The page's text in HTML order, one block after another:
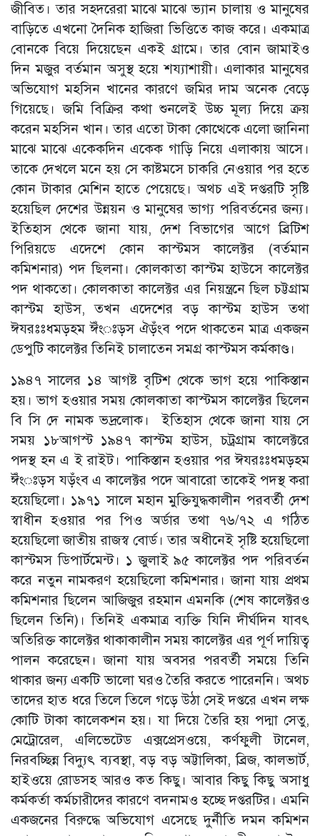
জীবিত। তার সহদরেরা মাঝে মাঝে ভ্যান চালায় ও মানুষের
বাড়িতে এখনো দৈনিক হাজিরা ভিত্তিতে কাজ করে। একমাত্র
বোনকে বিয়ে দিয়েছেন একই গ্রামে। তার বোন জামাইও
দিন মজুর বর্তমান অসুস্থ হয়ে শয্যাশায়ী। এলাকার মানুষের
অভিযোগ মহসিন খানের কারণে জমির দাম অনেক বেড়ে
গিয়েছে। জমি বিক্রির কথা শুনলেই উচ্চ মূল্য দিয়ে ক্রয়
করেন মহসিন খান। তার এতো টাকা কোত্থেকে এলো জানিনা
মাঝে মাঝে একেকদিন একেক গাড়ি নিয়ে এলাকায় আসে।
তাকে দেখলে মনে হয় সে কাষ্টমসে চাকরি নেওয়ার পর হতে
কোন টাকার মেশিন হাতে পেয়েছে। অথচ এই দপ্তরটি সৃষ্টি
হয়েছিল দেশের উন্নয়ন ও মানুষের ভাগ্য পরিবর্তনের জন্য।
ইতিহাস থেকে জানা যায়, দেশ বিভাগের আগে ব্রিটিশ
পিরিয়ডে এদেশে কোন কাস্টমস কালেক্টর (বর্তমান
কমিশনার) পদ ছিলনা। কোলকাতা কাস্টম হাউসে কালেক্টর
পদ থাকতো। কোলকাতা কালেক্টর এর নিয়ন্ত্রনে ছিল চট্টগ্রাম
কাস্টম হাউস, তখন এদেশের বড় কাস্টম হাউস তথা
ঈযরঃঃধমড়হম ঈঁংঃড়স ঐড়ঁংব পদে থাকতেন মাত্র একজন
ডেপুটি কালেক্টর তিনিই চালাতেন সমগ্র কাস্টমস কর্মকাণ্ড।
১৯৪৭ সালের ১৪ আগষ্ট বৃটিশ থেকে ভাগ হয়ে পাকিস্তান
হয়। ভাগ হওয়ার সময় কোলকাতা কাস্টমস কালেক্টর ছিলেন
বি সি দে নামক ভদ্রলোক। ইতিহাস থেকে জানা যায় সে
সময় ১৮আগস্ট ১৯৪৭ কাস্টম হাউস, চট্রগ্রাম কালেক্টরে
পদস্থ হন এ ই রাইট। পাকিস্তান হওয়ার পর ঈযরঃঃধমড়হম
ঈঁংঃড়স যড়ঁংব এ কালেক্টর পদে আবারো তাকেই পদস্থ করা
হয়েছিলো। ১৯৭১ সালে মহান মুক্তিযুদ্ধকালীন পরবর্তী দেশ
স্বাধীন হওয়ার পর পিও অর্ডার তথা ৭৬/৭২ এ গঠিত
হয়েছিলো জাতীয় রাজস্ব বোর্ড। তার অধীনেই সৃষ্টি হয়েছিলো
কাস্টমস ডিপার্টমেন্ট। ১ জুলাই ৯৫ কালেক্টর পদ পরিবর্তন
করে নতুন নামকরণ হয়েছিলো কমিশনার। জানা যায় প্রথম
কমিশনার ছিলেন আজিজুর রহমান এমনকি (শেষ কালেক্টরও
ছিলেন তিনি)। তিনিই একমাত্র ব্যক্তি যিনি দীর্ঘদিন যাবৎ
অতিরিক্ত কালেক্টর থাকাকালীন সময় কালেক্টর এর পূর্ণ দায়িত্ব
পালন করেছেন। জানা যায় অবসর পরবর্তী সময়ে তিনি
থাকার জন্য একটি ভালো ঘরও তৈরি করতে পারেননি। অথচ
তাদের হাত ধরে তিলে তিলে গড়ে উঠা সেই দপ্তরে এখন লক্ষ
কোটি টাকা কালেকশন হয়। যা দিয়ে তৈরি হয় পদ্মা সেতু,
মেট্রোরেল, এলিভেটেড এক্সপ্রেসওয়ে, কর্ণফুলী টানেল,
নিরবচ্ছিন্ন বিদ্যুৎ ব্যবস্থা, বড় বড় অট্টালিকা, ব্রিজ, কালভার্ট,
হাইওয়ে রোডসহ আরও কত কিছু। আবার কিছু কিছু অসাধু
কর্মকর্তা কর্মচারীদের কারণে বদনামও হচ্ছে দপ্তরটির। এমনি
একজনের বিরুদ্ধে অভিযোগ এসেছে দুর্নীতি দমন কমিশন